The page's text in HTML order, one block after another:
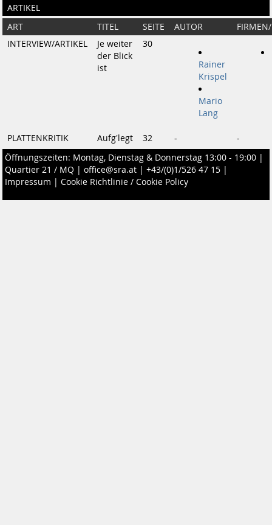
ARTIKEL
ART TITEL SEITE AUTOR
INTERVIEW/ARTIKEL
Je weiter
der Blick
ist
30
Rainer
Krispel
Mario
Lang
PLATTENKRITIK Aufg'legt 32 -
-
Öffnungszeiten: Montag, Dienstag & Donnerstag 13:00 - 19:00 |
Quartier 21 / MQ | office@sra.at | +43/(0)1/526 47 15 |
Impressum | Cookie Richtlinie / Cookie Policy